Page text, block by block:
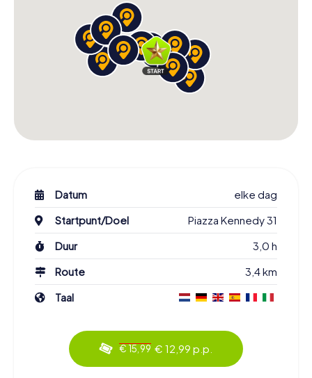
Datum
elke dag
Startpunt/Doel
Piazza Kennedy 31
Duur
3,0 h
Route
3,4 km
Taal
€ 15,99 € 12,99 p.p.